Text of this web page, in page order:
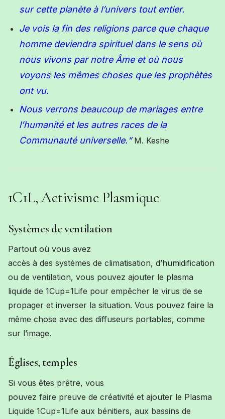
sur cette planète à l’univers tout entier.
Je vois la fin des religions parce que chaque
homme deviendra spiritueldans le sens où
nous vivons par notre Âme et où nous
voyons les mêmes choses queles prophètes
ont vu.
Nous verrons beaucoup de mariages entre
l’humanité et les autres races de la
Communauté universelle.“M. Keshe
1C1L, Activisme Plasmique
Systèmes de ventilation
Partout où vous avez
accès à des systèmes de climatisation, d’humidification
ou de ventilation, vous pouvez ajouter le plasma
liquide de 1Cup=1Life pour empêcher le virus de se
propager et inverser la situation. Vous pouvez faire la
même chose avec des diffuseurs portables, comme
sur l’image.
Églises, temples
Si vous êtes prêtre, vous
pouvez faire preuve de créativité et ajouter le Plasma
Liquide 1Cup=1Life aux bénitiers, aux bassins de